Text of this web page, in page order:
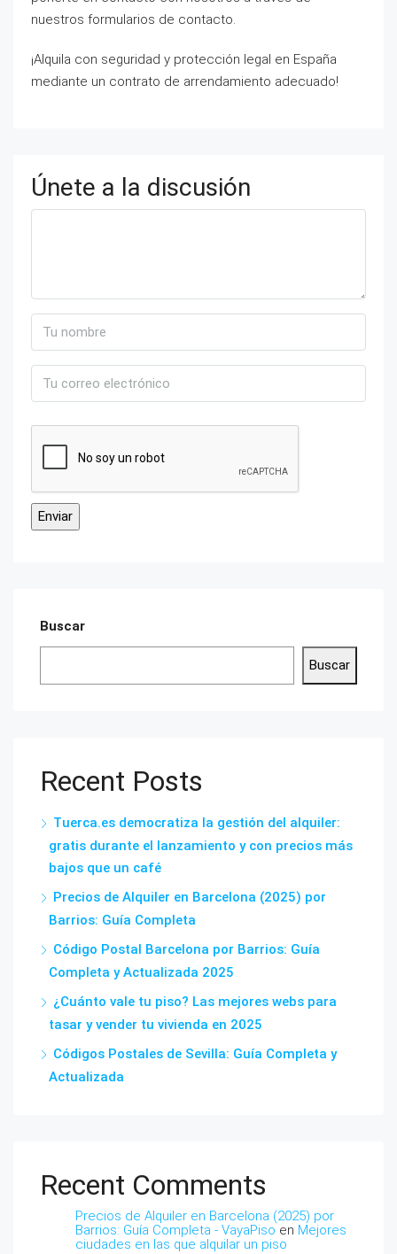
nuestros formularios de contacto.
¡Alquila con seguridad y protección legal en España
mediante un contrato de arrendamiento adecuado!
Únete a la discusión
Buscar
Buscar
Recent Posts
Tuerca.es democratiza la gestión del alquiler:
gratis durante el lanzamiento y con precios más
bajos que un café
Precios de Alquiler en Barcelona (2025) por
Barrios: Guía Completa
Código Postal Barcelona por Barrios: Guía
Completa y Actualizada 2025
¿Cuánto vale tu piso? Las mejores webs para
tasar y vender tu vivienda en 2025
Códigos Postales de Sevilla: Guía Completa y
Actualizada
Recent Comments
Precios de Alquiler en Barcelona (2025) por
Barrios: Guía Completa - VayaPiso en Mejores
ciudades en las que alquilar un piso